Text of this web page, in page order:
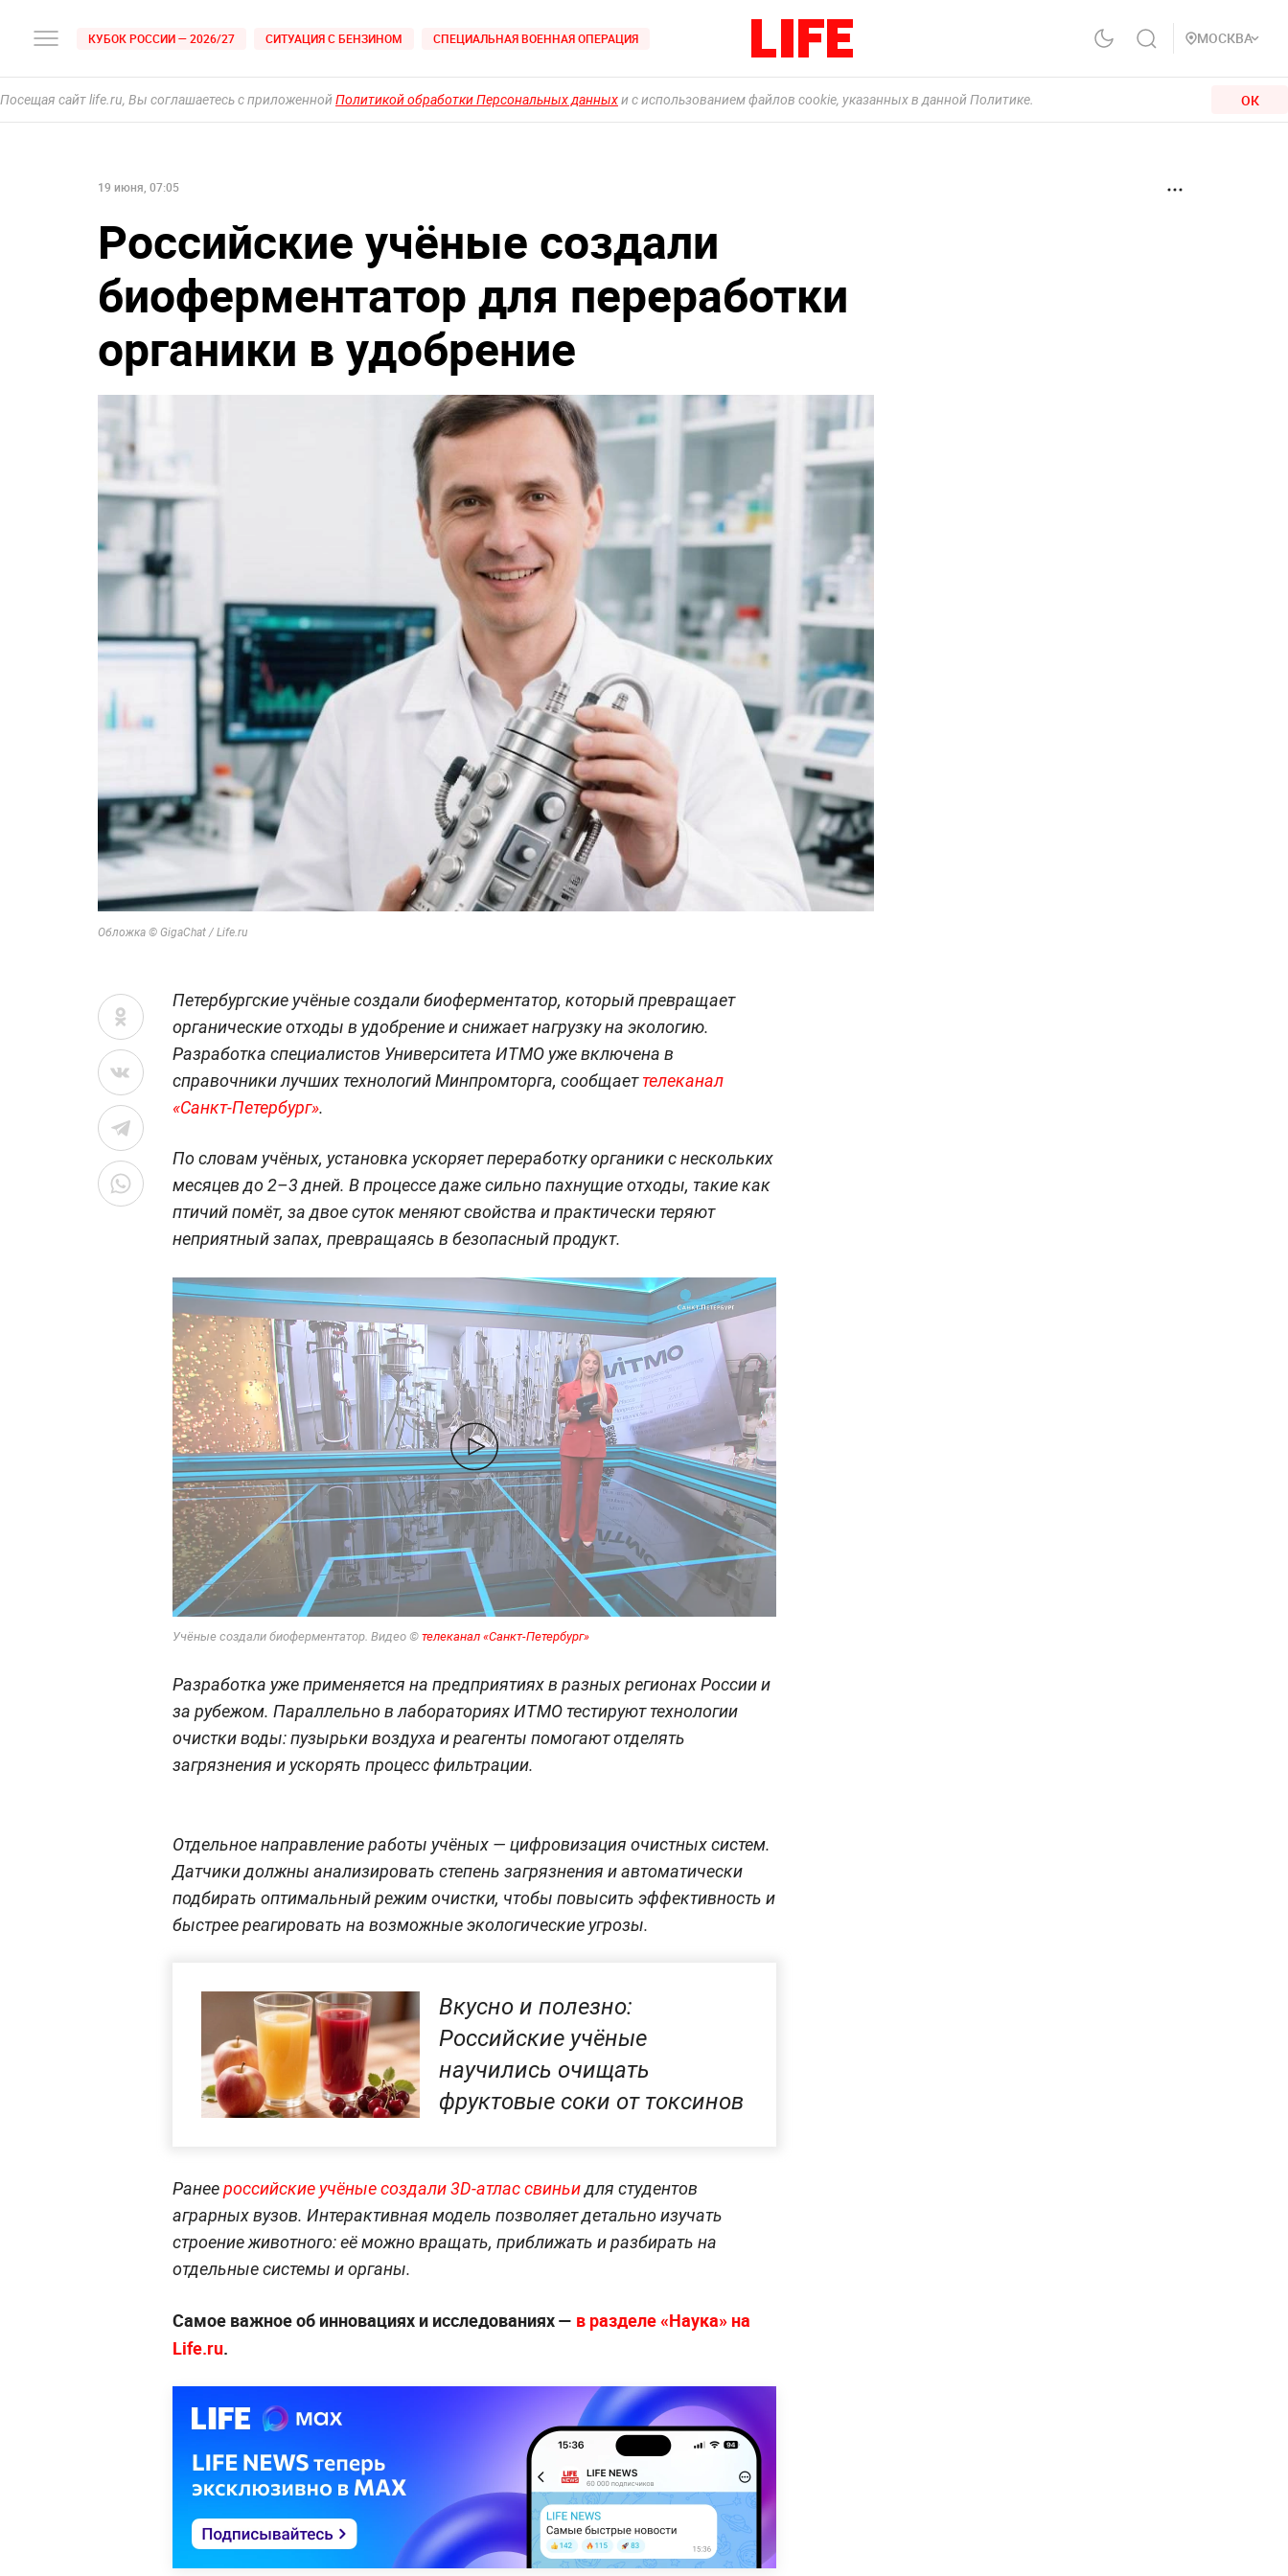
КУБОК РОССИИ — 2026/27 СИТУАЦИЯ С БЕНЗИНОМ СПЕЦИАЛЬНАЯ ВОЕННАЯ ОПЕРАЦИЯ МОСКВА
Посещая сайт life.ru, Вы соглашаетесь с приложеннойПолитикой обработки Персональных данныхи с использованием файлов cookie, указанных в данной Политике. ОК
19 июня, 07:05
Российские учёные создали
биоферментатор для переработки
органики в удобрение
Обложка © GigaChat / Life.ru
Петербургские учёные создали биоферментатор, который превращает
органические отходы в удобрение и снижает нагрузку на экологию.
Разработка специалистов Университета ИТМО уже включена в
справочники лучших технологий Минпромторга, сообщаеттелеканал
«Санкт-Петербург».
По словам учёных, установка ускоряет переработку органики с нескольких
месяцев до 2–3 дней. В процессе даже сильно пахнущие отходы, такие как
птичий помёт, за двое суток меняют свойства и практически теряют
неприятный запах, превращаясь в безопасный продукт.
Учёные создали биоферментатор. Видео © телеканал «Санкт-Петербург»
Разработка уже применяется на предприятиях в разных регионах России и
за рубежом. Параллельно в лабораториях ИТМО тестируют технологии
очистки воды: пузырьки воздуха и реагенты помогают отделять
загрязнения и ускорять процесс фильтрации.
Отдельное направление работы учёных — цифровизация очистных систем.
Датчики должны анализировать степень загрязнения и автоматически
подбирать оптимальный режим очистки, чтобы повысить эффективность и
быстрее реагировать на возможные экологические угрозы.
Вкусно и полезно:
Российские учёные
научились очищать
фруктовые соки от токсинов
Ранеероссийские учёные создали 3D-атлас свиньидля студентов
аграрных вузов. Интерактивная модель позволяет детально изучать
строение животного: её можно вращать, приближать и разбирать на
отдельные системы и органы.
Самое важное об инновациях и исследованиях — в разделе «Наука» на
Life.ru.